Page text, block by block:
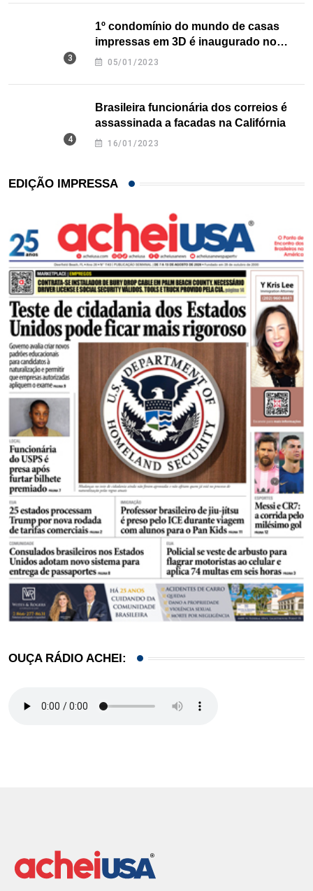
1º condomínio do mundo de casas
impressas em 3D é inaugurado no
Texas
05/01/2023
Brasileira funcionária dos correios é
assassinada a facadas na Califórnia
16/01/2023
EDIÇÃO IMPRESSA
OUÇA RÁDIO ACHEI: